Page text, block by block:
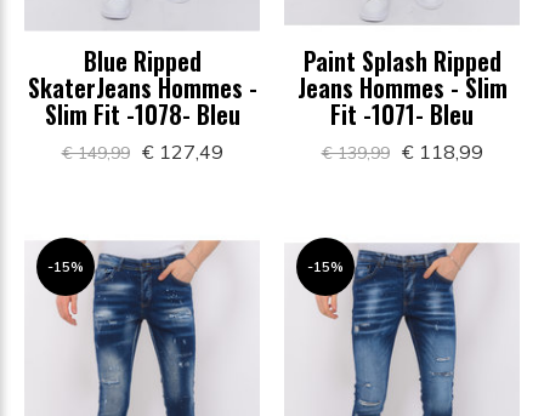
Blue Ripped
SkaterJeans Hommes -
Slim Fit -1078- Bleu
€ 149,99 € 127,49
Paint Splash Ripped
Jeans Hommes - Slim
Fit -1071- Bleu
€ 139,99 € 118,99
-15% -15%